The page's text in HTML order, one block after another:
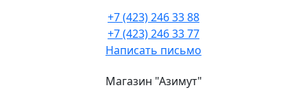
+7 (423) 246 33 88
+7 (423) 246 33 77
Написать письмо
Магазин "Азимут"